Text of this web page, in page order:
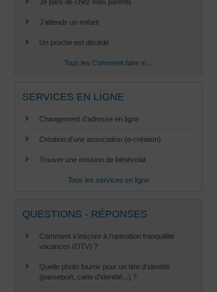
Je pars de chez mes parents
J'attends un enfant
Un proche est décédé
Tous les Comment faire si…
SERVICES EN LIGNE
Changement d'adresse en ligne
Création d'une association (e-création)
Trouver une mission de bénévolat
Tous les services en ligne
QUESTIONS - RÉPONSES
Comment s'inscrire à l'opération tranquillité
vacances (OTV) ?
Quelle photo fournir pour un titre d'identité
(passeport, carte d'identité...) ?